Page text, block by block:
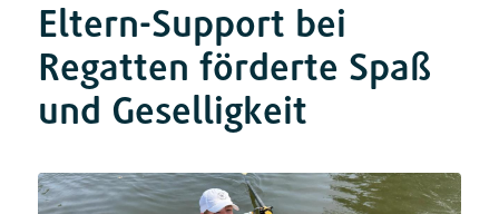
Eltern-Support bei
Regatten förderte Spaß
und Geselligkeit